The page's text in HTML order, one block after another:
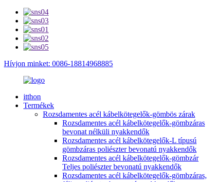
Hívjon minket: 0086-18814968885
itthon
Termékek
Rozsdamentes acél kábelkötegelők-gömbös zárak
Rozsdamentes acél kábelkötegelők-gömbzáras
bevonat nélküli nyakkendők
Rozsdamentes acél kábelkötegelők-L típusú
gömbzáras poliészter bevonatú nyakkendők
Rozsdamentes acél kábelkötegelők-gömbzár
Teljes poliészter bevonatú nyakkendők
Rozsdamentes acél kábelkötegelők-gömbzáras,